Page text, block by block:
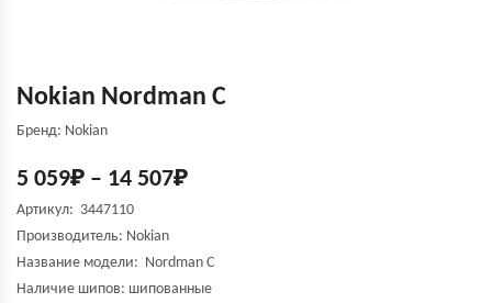
Nokian Nordman C
Бренд: Nokian
5 059₽ – 14 507₽
Артикул: 3447110
Производитель: Nokian
Название модели: Nordman C
Наличие шипов: шипованные